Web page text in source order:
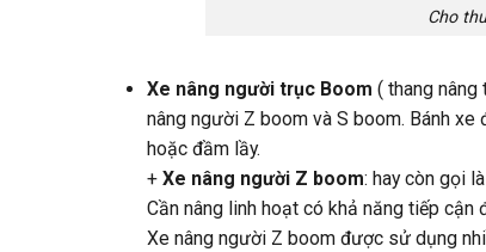
Cho
Xe nâng người trục Boom ( thang
nâng người Z boom và S boom. Bánh
hoặc đầm lầy.
+ Xe nâng người Z boom: hay còn gọi
Cần nâng linh hoạt có khả năng tiếp cận
Xe nâng người Z boom được sử dụng